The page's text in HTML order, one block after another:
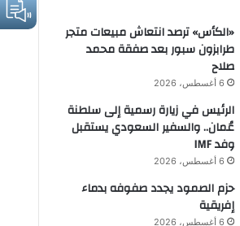
«الكأس» ترصد انتعاش مبيعات متجر
طرابزون سبور بعد صفقة محمد
صلاح
6 أغسطس، 2026
الرئيس في زيارة رسمية إلى سلطنة
عُمان.. والسفير السعودي يستقبل
وفد IMF
6 أغسطس، 2026
حزم الصمود يجدد صفوفه بدماء
إفريقية
6 أغسطس، 2026